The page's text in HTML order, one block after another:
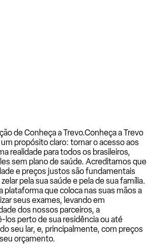
de Conheça a Trevo.Conheça a Trevo
propósito claro: tornar o acesso aos
realidade para todos os brasileiros,
sem plano de saúde. Acreditamos que
e preços justos são fundamentais
pela sua saúde e pela de sua família.
plataforma que coloca nas suas mãos a
seus exames, levando em
dos nossos parceiros, a
los perto de sua residência ou até
seu lar, e, principalmente, com preços
orçamento.